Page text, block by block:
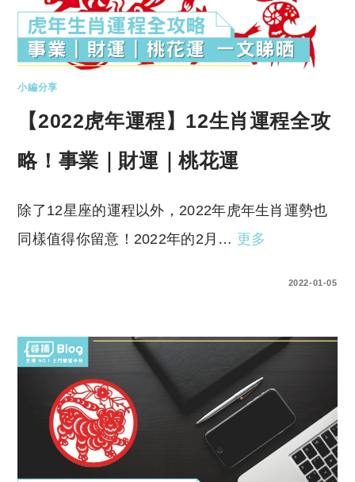
小編分享
【2022虎年運程】12生肖運程全攻
略！事業｜財運｜桃花運
除了12星座的運程以外，2022年虎年生肖運勢也
同樣值得你留意！2022年的2月… 更多
2022-01-05